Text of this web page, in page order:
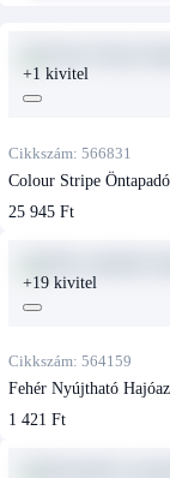
+1 kivitel
Cikkszám: 566831
Colour Stripe
25 945 Ft
+19 kivitel
Cikkszám: 564159
Fehér Nyújtható
1 421 Ft